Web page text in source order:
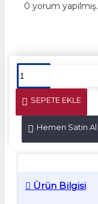
0 yorum yapılmış.
SEPETE EKLE
Hemen Satın Al
Ürün Bilgisi